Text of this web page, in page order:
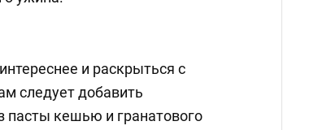
и раскрыться с
следует добавить
пасты кешью и гранатового